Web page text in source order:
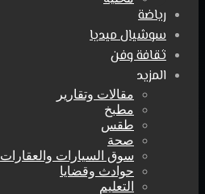
رياضة
سوشيال ميديا
ثقافة وفن
المزيد
مقالات وتقارير
مطبخ
طقس
صحة
سوق السيارات والعقارات
حوادث وقضايا
التعليم